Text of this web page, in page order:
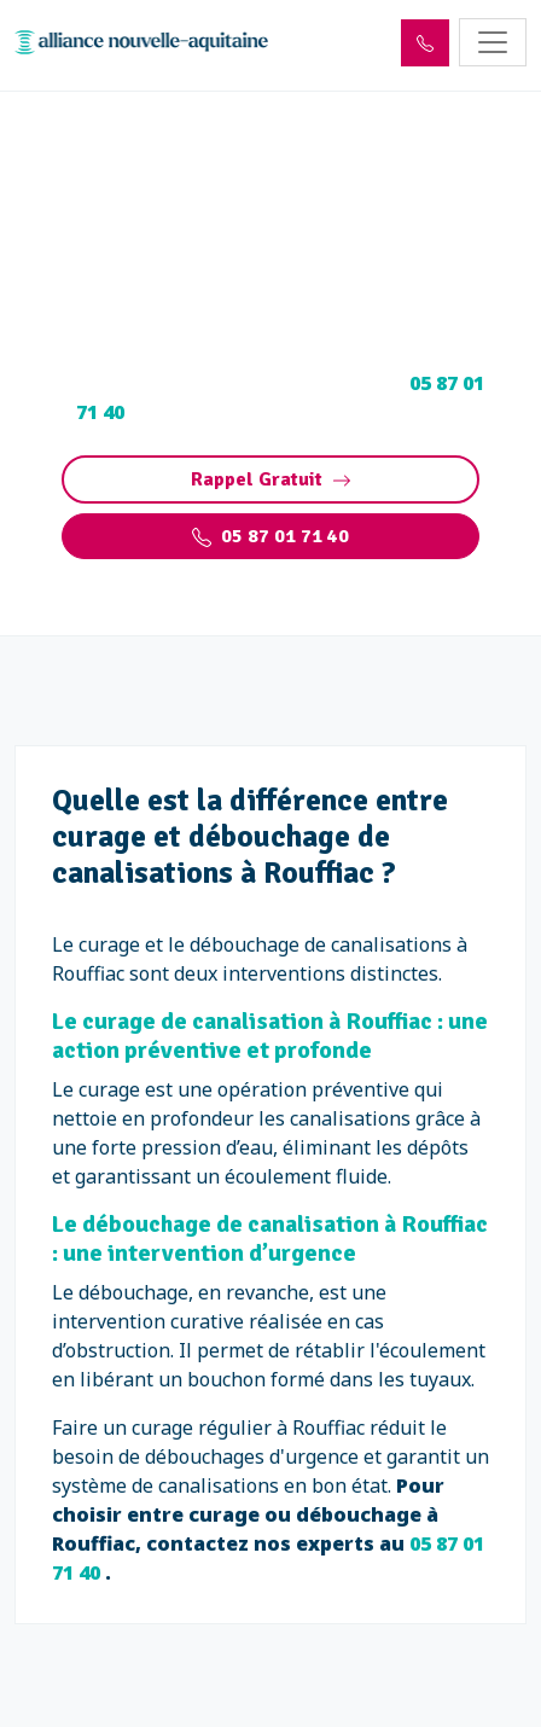
05 87 01
71 40
Rappel Gratuit
05 87 01 71 40
Quelle est la différence entre
curage et débouchage de
canalisations à Rouffiac ?
Le curage et le débouchage de canalisations à
Rouffiac sont deux interventions distinctes.
Le curage de canalisation à Rouffiac : une
action préventive et profonde
Le curage est une opération préventive qui
nettoie en profondeur les canalisations grâce à
une forte pression d’eau, éliminant les dépôts
et garantissant un écoulement fluide.
Le débouchage de canalisation à Rouffiac
: une intervention d’urgence
Le débouchage, en revanche, est une
intervention curative réalisée en cas
d’obstruction. Il permet de rétablir l'écoulement
en libérant un bouchon formé dans les tuyaux.
Faire un curage régulier à Rouffiac réduit le
besoin de débouchages d'urgence et garantit un
système de canalisations en bon état. Pour
choisir entre curage ou débouchage à
Rouffiac, contactez nos experts au 05 87 01
71 40.